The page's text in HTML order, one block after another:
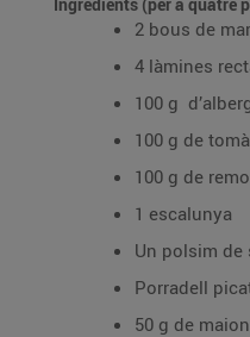
2 bous de mar
4 làmines
100 g
100 g de
100 g de
1 escalunya
Un polsim de
Porradell
50 g de